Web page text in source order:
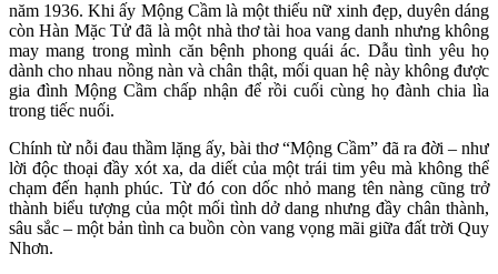
năm 1936. Khi ấy Mộng Cầm là một thiếu nữ xinh đẹp, duyên dáng
còn Hàn Mặc Tử đã là một nhà thơ tài hoa vang danh nhưng không
may mang trong mình căn bệnh phong quái ác. Dẫu tình yêu họ
dành cho nhau nồng nàn và chân thật, mối quan hệ này không được
gia đình Mộng Cầm chấp nhận để rồi cuối cùng họ đành chia lìa
trong tiếc nuối.
Chính từ nỗi đau thầm lặng ấy, bài thơ “Mộng Cầm” đã ra đời – như
lời độc thoại đầy xót xa, da diết của một trái tim yêu mà không thể
chạm đến hạnh phúc. Từ đó con dốc nhỏ mang tên nàng cũng trở
thành biểu tượng của một mối tình dở dang nhưng đầy chân thành,
sâu sắc – một bản tình ca buồn còn vang vọng mãi giữa đất trời Quy
Nhơn.